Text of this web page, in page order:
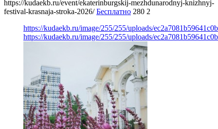
https://kudaekb.ru/event/ekaterinburgskij-mezhdunarodnyj-knizhnyj-
festival-krasnaja-stroka-2026/ Бесплатно 280 2
https://kudaekb.ru/image/255/255/uploads/
https://kudaekb.ru/image/255/255/uploads/